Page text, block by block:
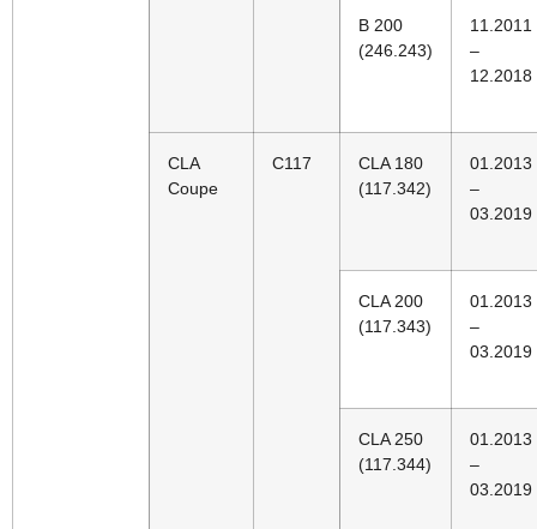
B 200
(246.243)
11.2011
–
12.2018
CLA
Coupe
C117
CLA 180
(117.342)
01.2013
–
03.2019
CLA 200
(117.343)
01.2013
–
03.2019
CLA 250
(117.344)
01.2013
–
03.2019